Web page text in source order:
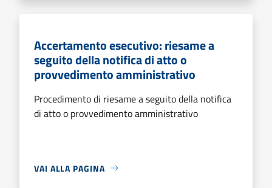
Accertamento esecutivo: riesame a
seguito della notifica di atto o
provvedimento amministrativo
Procedimento di riesame a seguito della notifica
di atto o provvedimento amministrativo
VAI ALLA PAGINA